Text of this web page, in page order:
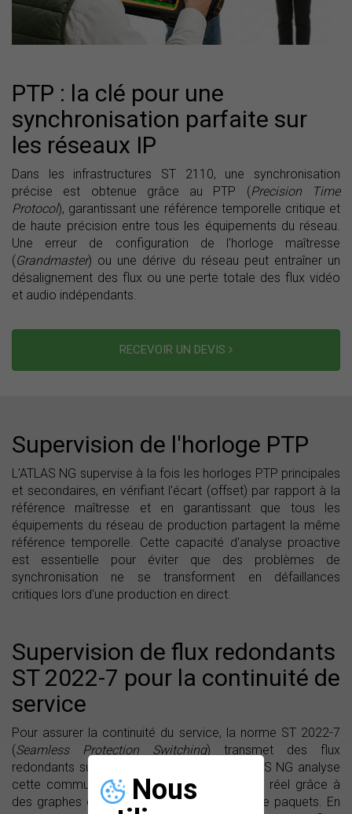
Nous
PTP : la clé pour une
synchronisation parfaite sur
les réseaux IP
Dans les infrastructures ST 2110, une synchronisation
précise est obtenue grâce au PTP (Precision Time
Protocol), garantissant une référence temporelle critique et
de haute précision entre tous les équipements du réseau.
Une erreur de configuration de l'horloge maîtresse
(Grandmaster) ou une dérive du réseau peut entraîner un
désalignement des flux ou une perte totale des flux vidéo
et audio indépendants.
RECEVOIR UN DEVIS
Supervision de l'horloge PTP
L'ATLAS NG supervise à la fois les horloges PTP principales
et secondaires, en vérifiant l'écart (offset) par rapport à la
référence maîtresse et en garantissant que tous les
équipements du réseau de production partagent la même
référence temporelle. Cette capacité d'analyse proactive
est essentielle pour éviter que des problèmes de
synchronisation ne se transforment en défaillances
critiques lors d'une production en direct.
Supervision de flux redondants
ST 2022-7 pour la continuité de
service
Pour assurer la continuité du service, la norme ST 2022-7
(Seamless Protection Switching) transmet des flux
redondants sur des chemins séparés. L'ATLAS NG analyse
cette commutation sans coupure en temps réel grâce à
des graphes de latence et des compteurs de paquets. En